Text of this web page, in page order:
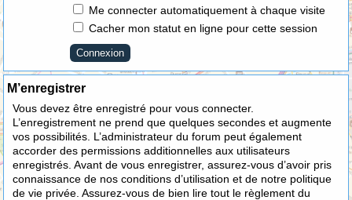
Me connecter automatiquement à chaque visite
Cacher mon statut en ligne pour cette session
M’enregistrer
Vous devez être enregistré pour vous connecter.
L’enregistrement ne prend que quelques secondes et augmente
vos possibilités. L’administrateur du forum peut également
accorder des permissions additionnelles aux utilisateurs
enregistrés. Avant de vous enregistrer, assurez-vous d’avoir pris
connaissance de nos conditions d’utilisation et de notre politique
de vie privée. Assurez-vous de bien lire tout le règlement du